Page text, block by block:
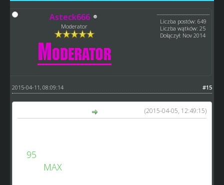
Asteck666
Moderator
Liczba postów: 649
Liczba wątków: 25
Dołączył: Nov 2014
#15
2015-04-11, 08:09:14
(2015-04-05, 12:49:15)
95
MAX